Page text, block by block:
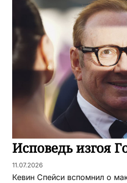
Исповедь изгоя
11.07.2026
Кевин Спейси вспомнил о